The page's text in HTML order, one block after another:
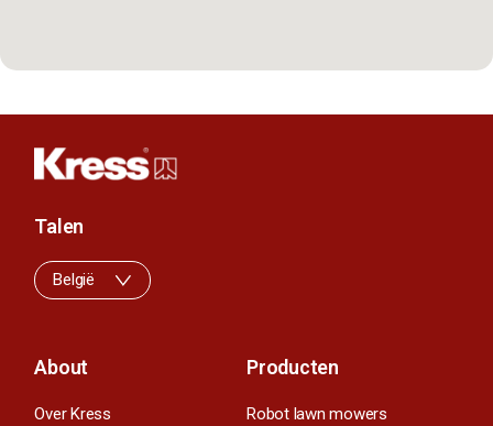
About
Over Kress
Producten
Robot lawn mowers
Talen
België